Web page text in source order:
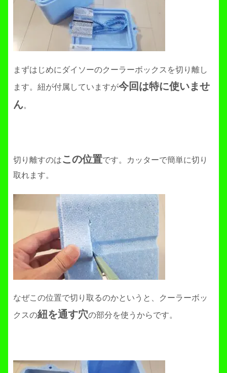
まずはじめにダイソーのクーラーボックスを切り離し
ます。紐が付属していますが今回は特に使いませ
ん。
切り離すのはこの位置です。カッターで簡単に切り
取れます。
なぜこの位置で切り取るのかというと、クーラーボッ
クスの紐を通す穴の部分を使うからです。